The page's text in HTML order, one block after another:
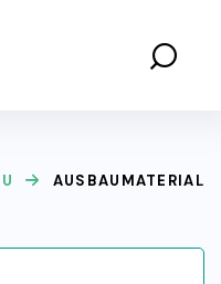
AUSBAUMATERIAL